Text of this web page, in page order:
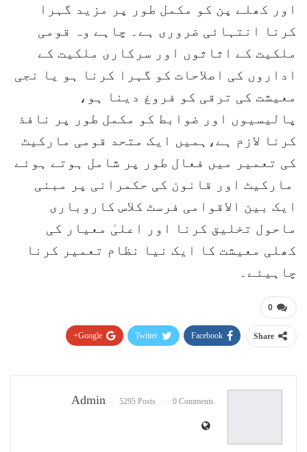
اور کھلے پن کو مکمل طور پر مزید گہرا
کرنا انتہائی ضروری ہے۔ چاہے وہ قومی
ملکیت کے اثاثوں اور سرکاری ملکیت کے
اداروں کی اصلاحات کو گہرا کرنا ہو یا نجی
معیشت کی ترقی کو فروغ دینا ہو،
پالیسیوں اور ضوابط کو مکمل طور پر نافذ
کرنا لازم ہے،ہمیں ایک متحد قومی مارکیٹ
کی تعمیر میں فعال طور پر شامل ہوتے ہوئے
مارکیٹ اور قانون کی حکمرانی پر مبنی
ایک بین الاقوامی فرسٹ کلاس کاروباری
ماحول تخلیق کرنا اور اعلیٰ معیار کی
کھلی معیشت کا ایک نیا نظام تعمیر کرنا
چاہیئے۔
0
Share
Facebook
Twitter
Google+
Admin 5295 Posts 0 Comments